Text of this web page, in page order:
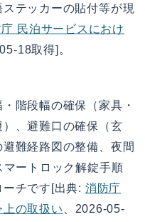
テッカーの貼付等が現
民泊サービスにおけ
18取得]。
階段幅の確保（家具・
、避難口の確保（玄
難経路図の整備、夜間
ートロック解錠手順
チです[出典: 消防庁
の取扱い
、2026-05-